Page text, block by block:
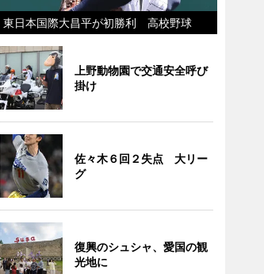
東日本国際大昌平が初勝利 高校野球
上野動物園で交通安全呼び
掛け
佐々木６回２失点 大リー
グ
復興のシュシャ、愛国の観
光地に